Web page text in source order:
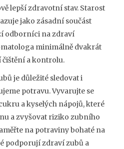
lepší zdravotní stav. Starost
jako zásadní součást
odborníci na zdraví
minimálně dvakrát
a kontrolu.
je důležité sledovat i
potravu. Vyvarujte se
a kyselých nápojů, které
a zvyšovat riziko zubního
na potraviny bohaté na
podporují zdraví zubů a